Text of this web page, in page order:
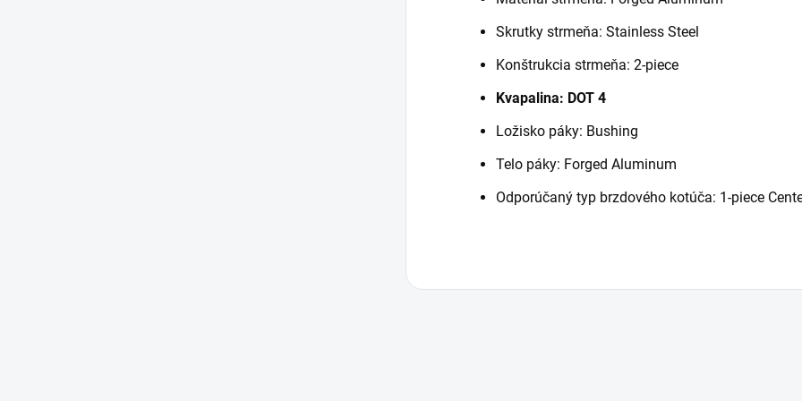
Skrutky strmeňa: Stainless Steel
Konštrukcia strmeňa: 2-piece
Kvapalina: DOT 4
Ložisko páky: Bushing
Telo páky: Forged Aluminum
Odporúčaný typ brzdového kotúča: 1-piece